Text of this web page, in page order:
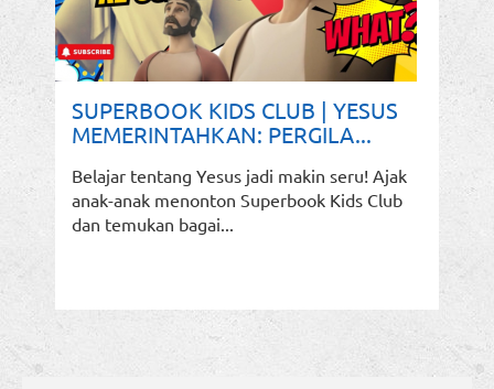
SUPERBOOK KIDS CLUB | YESUS
MEMERINTAHKAN: PERGILA...
Belajar tentang Yesus jadi makin seru! Ajak
anak-anak menonton Superbook Kids Club
dan temukan bagai...